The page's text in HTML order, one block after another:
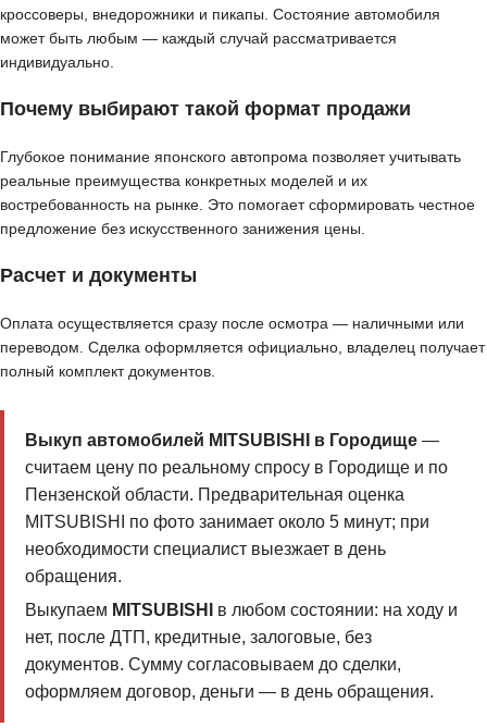
кроссоверы, внедорожники и пикапы. Состояние автомобиля
может быть любым — каждый случай рассматривается
индивидуально.
Почему выбирают такой формат продажи
Глубокое понимание японского автопрома позволяет учитывать
реальные преимущества конкретных моделей и их
востребованность на рынке. Это помогает сформировать честное
предложение без искусственного занижения цены.
Расчет и документы
Оплата осуществляется сразу после осмотра — наличными или
переводом. Сделка оформляется официально, владелец получает
полный комплект документов.
Выкуп автомобилей MITSUBISHI в Городище—
считаем цену по реальному спросу в Городище и по
Пензенской области. Предварительная оценка
MITSUBISHI по фото занимает около 5 минут; при
необходимости специалист выезжает в день
обращения.
Выкупаем MITSUBISHI
в любом состоянии: на ходу и
нет, после ДТП, кредитные, залоговые, без
документов. Сумму согласовываем до сделки,
оформляем договор, деньги — в день обращения.